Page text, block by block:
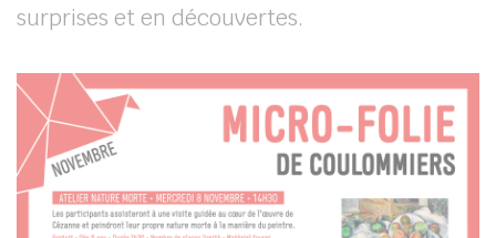
surprises et en découvertes.